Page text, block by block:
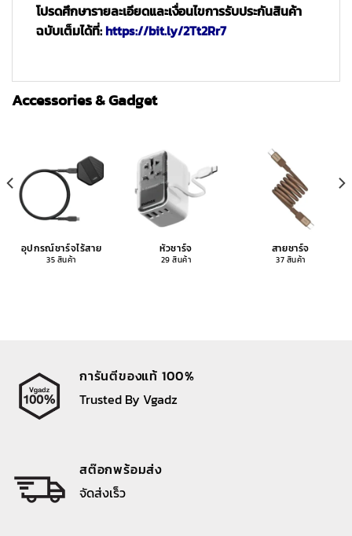
โปรดศึกษารายละเอียดและเงื่อนไขการรับประกันสินค้า
ฉบับเต็มได้ที่:https://bit.ly/2Tt2Rr7
Accessories & Gadget
อุปกรณ์ชาร์จไร้สาย
35 สินค้า
หัวชาร์จ
29 สินค้า
สายชาร์จ
37 สินค้า
การันตีของแท้ 100%
Trusted By Vgadz
สต๊อกพร้อมส่ง
จัดส่งเร็ว